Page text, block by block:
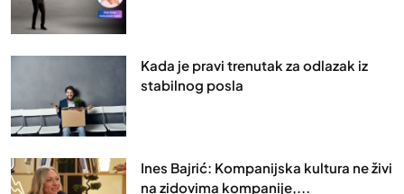
Kada je pravi trenutak za odlazak iz
stabilnog posla
Ines Bajrić: Kompanijska kultura ne živi
na zidovima kompanije,...